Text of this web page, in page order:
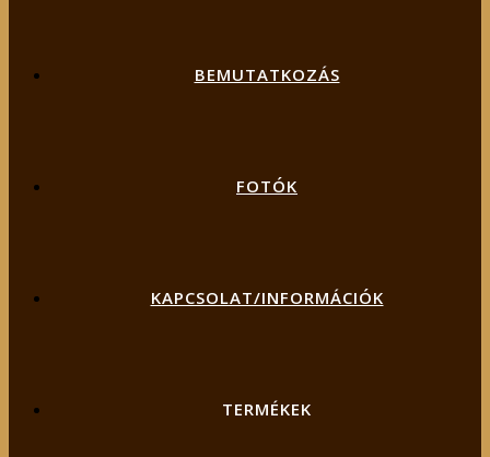
BEMUTATKOZÁS
FOTÓK
KAPCSOLAT/INFORMÁCIÓK
TERMÉKEK